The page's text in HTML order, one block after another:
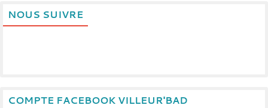
NOUS SUIVRE
COMPTE FACEBOOK VILLEUR'BAD